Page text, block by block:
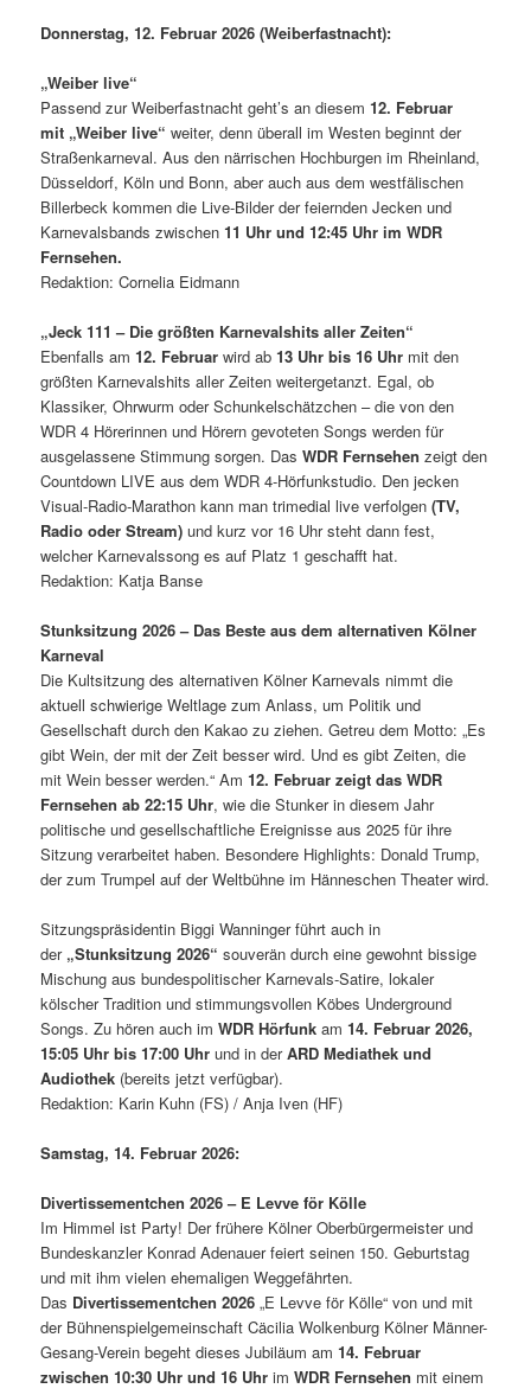
Donnerstag, 12. Februar 2026 (Weiberfastnacht):
„Weiber live“
Passend zur Weiberfastnacht geht’s an diesem12. Februar
mit „Weiber live“ weiter, denn überall im Westen beginnt der
Straßenkarneval. Aus den närrischen Hochburgen im Rheinland,
Düsseldorf, Köln und Bonn, aber auch aus dem westfälischen
Billerbeck kommen die Live-Bilder der feiernden Jecken und
Karnevalsbands zwischen11 Uhr und 12:45 Uhr im WDR
Fernsehen.
Redaktion: Cornelia Eidmann
„Jeck 111 – Die größten Karnevalshits aller Zeiten“
Ebenfalls am12. Februar wird ab13 Uhr bis 16 Uhr mit den
größten Karnevalshits aller Zeiten weitergetanzt. Egal, ob
Klassiker, Ohrwurm oder Schunkelschätzchen – die von den
WDR 4 Hörerinnen und Hörern gevoteten Songs werden für
ausgelassene Stimmung sorgen. DasWDR Fernsehen zeigt den
Countdown LIVE aus dem WDR 4-Hörfunkstudio. Den jecken
Visual-Radio-Marathon kann man trimedial live verfolgen(TV,
Radio oder Stream) und kurz vor 16 Uhr steht dann fest,
welcher Karnevalssong es auf Platz 1 geschafft hat.
Redaktion: Katja Banse
Stunksitzung 2026– Das Beste aus dem alternativen Kölner
Karneval
Die Kultsitzung des alternativen Kölner Karnevals nimmt die
aktuell schwierige Weltlage zum Anlass, um Politik und
Gesellschaft durch den Kakao zu ziehen. Getreu dem Motto: „Es
gibt Wein, der mit der Zeit besser wird. Und es gibt Zeiten, die
mit Wein besser werden.“ Am12. Februar zeigt das WDR
Fernsehen ab 22:15 Uhr, wie die Stunker in diesem Jahr
politische und gesellschaftliche Ereignisse aus 2025 für ihre
Sitzung verarbeitet haben. Besondere Highlights: Donald Trump,
der zum Trumpel auf der Weltbühne im Hänneschen Theater wird.
Sitzungspräsidentin Biggi Wanninger führt auch in
der „Stunksitzung 2026“ souverän durch eine gewohnt bissige
Mischung aus bundespolitischer Karnevals-Satire, lokaler
kölscher Tradition und stimmungsvollen Köbes Underground
Songs. Zu hören auch imWDR Hörfunk am14. Februar 2026,
15:05 Uhr bis 17:00 Uhr und in derARD Mediathek und
Audiothek (bereits jetzt verfügbar).
Redaktion: Karin Kuhn (FS) / Anja Iven (HF)
Samstag, 14. Februar 2026:
Divertissementchen 2026 – E Levve för Kölle
Im Himmel ist Party! Der frühere Kölner Oberbürgermeister und
Bundeskanzler Konrad Adenauer feiert seinen 150. Geburtstag
und mit ihm vielen ehemaligen Weggefährten.
Das Divertissementchen 2026 „E Levve för Kölle“ von und mit
der Bühnenspielgemeinschaft Cäcilia Wolkenburg Kölner Männer-
Gesang-Verein begeht dieses Jubiläum am14. Februar
zwischen 10:30 Uhr und 16 Uhr imWDR Fernsehen mit einem